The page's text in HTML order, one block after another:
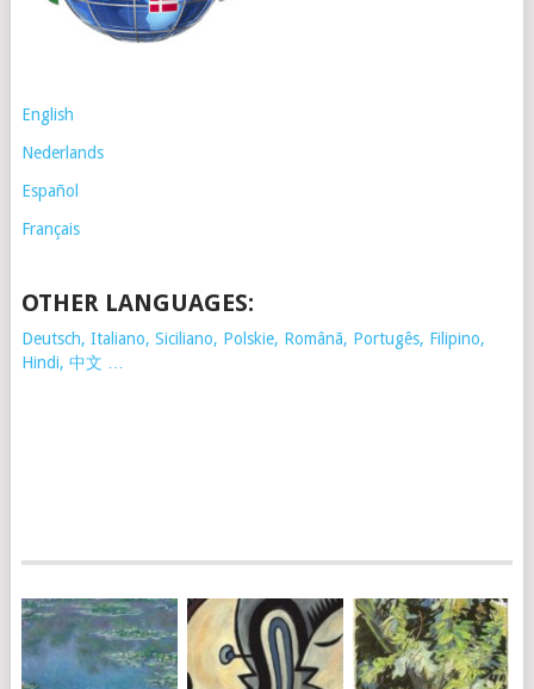
English
Nederlands
Español
Français
OTHER LANGUAGES:
Deutsch, Italiano, Siciliano, Polskie, Românã, Portugês, Filipino,
Hindi, 中文 …